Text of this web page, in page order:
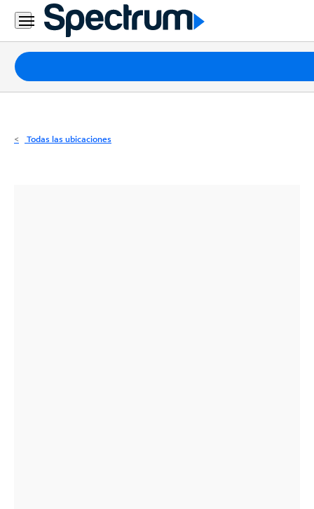
Residencial
Business
Paquetes
Internet
Todas las ubicaciones